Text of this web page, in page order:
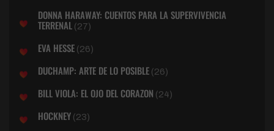
DONNA HARAWAY: CUENTOS PARA LA SUPERVIVENCIA
TERRENAL (27)
EVA HESSE (26)
DUCHAMP: ARTE DE LO POSIBLE (26)
BILL VIOLA: EL OJO DEL CORAZON (24)
HOCKNEY (23)